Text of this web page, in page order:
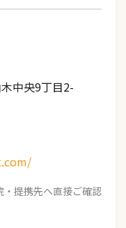
中央9丁目2-
提携先へ直接ご確認